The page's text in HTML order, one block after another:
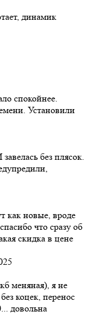
динамик
спокойнее.
Установили
без плясок.
как новые, вроде
что сразу об
скидка в цене
меняная), я не
коцек, перенос
довольна